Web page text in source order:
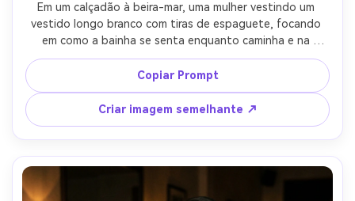
Em um calçadão à beira-mar, uma mulher vestindo um
vestido longo branco com tiras de espaguete, focando
em como a bainha se senta enquanto caminha e na
silhueta que ela cria no seu quadro; Luz costeira brilhante
com névoa suave, Nikon Z8 50mm f/2, tiro de caminhada
de corpo inteiro, humor relaxado de férias, sombras
naturais, textura nítida em tecido e pele-AR 4:5
Copiar Prompt
Criar imagem semelhante ↗